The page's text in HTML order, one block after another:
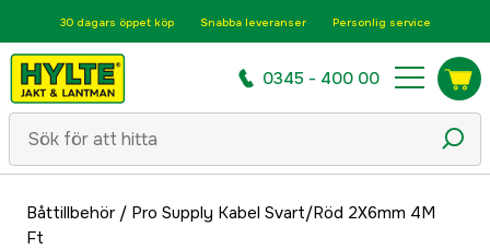
30 dagars öppet köp Snabba leveranser Personlig service
0345 - 400 00
Båttillbehör/ Pro Supply Kabel Svart/Röd 2X6mm 4M
Ft